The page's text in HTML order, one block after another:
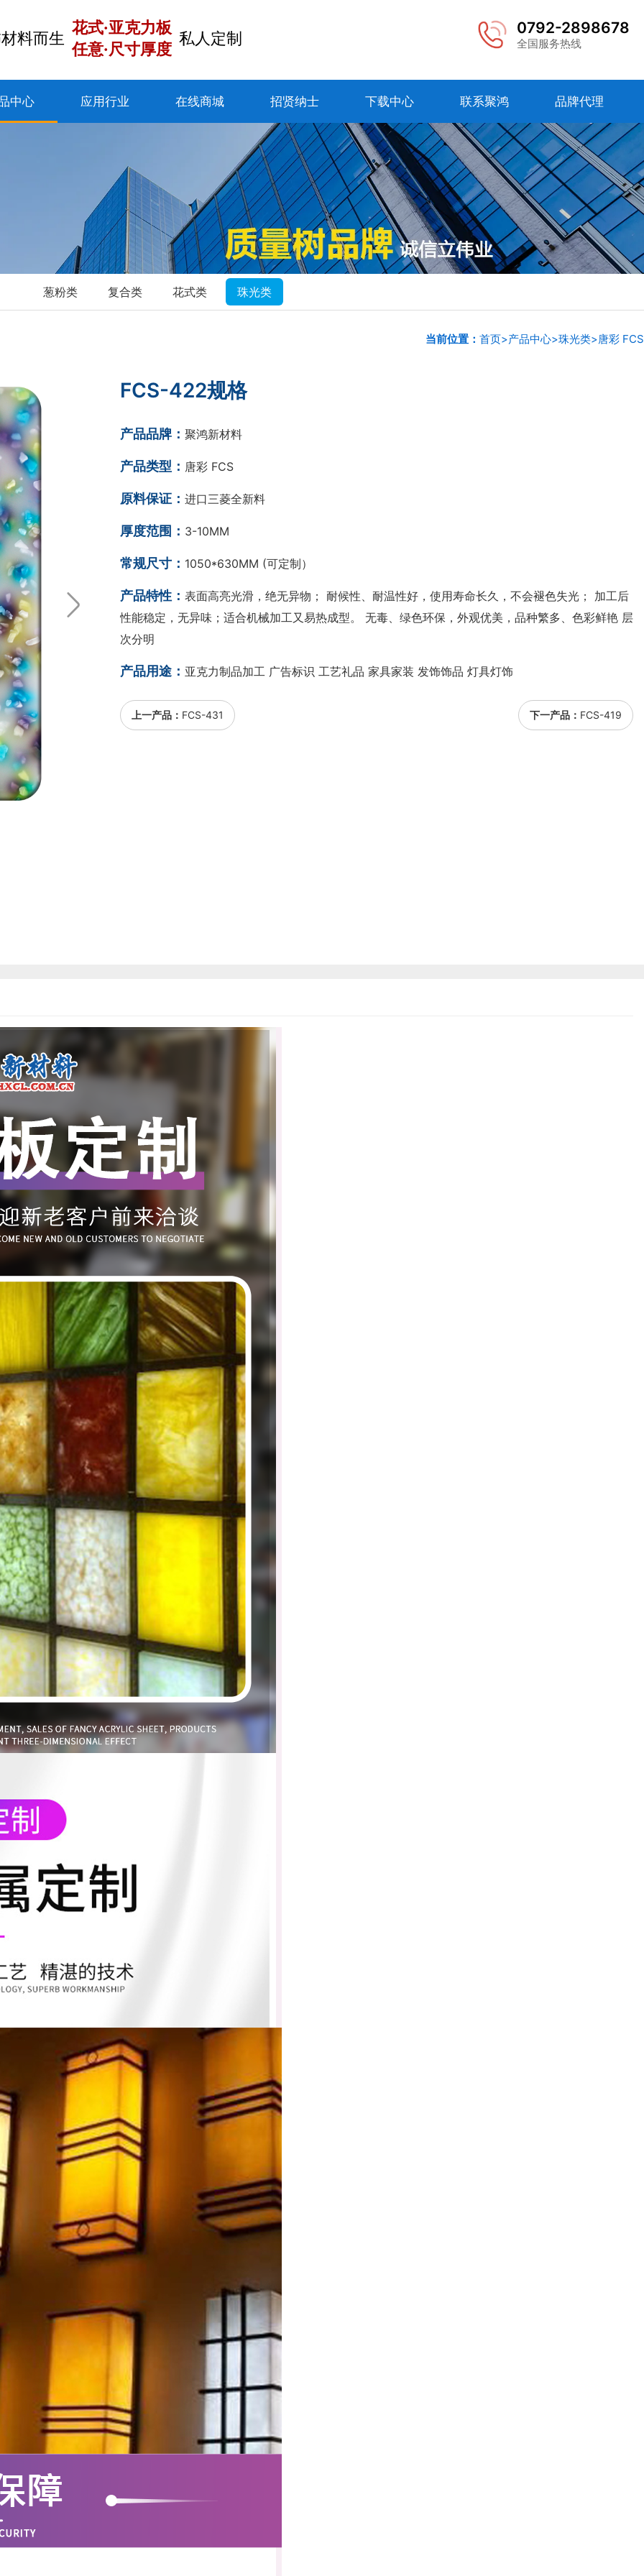
0792-2898678
全国服务热线
料而生
花式·亚克力板
任意·尺寸厚度
私人定制
中心 应用行业 在线商城 招贤纳士 下载中心 联系聚鸿 品牌代理
葱粉类 复合类 花式类 珠光类
当前位置： 首页>产品中心>珠光类>唐彩 FCS
FCS-422规格
产品品牌： 聚鸿新材料
产品类型： 唐彩 FCS
原料保证： 进口三菱全新料
厚度范围： 3-10MM
常规尺寸： 1050*630MM (可定制）
产品特性： 表面高亮光滑，绝无异物； 耐候性、耐温性好，使用寿命长久，不会褪色失光； 加工后
性能稳定，无异味；适合机械加工又易热成型。 无毒、绿色环保，外观优美，品种繁多、色彩鲜艳 层
次分明
产品用途： 亚克力制品加工 广告标识 工艺礼品 家具家装 发饰饰品 灯具灯饰
上一产品： FCS-431 下一产品： FCS-419